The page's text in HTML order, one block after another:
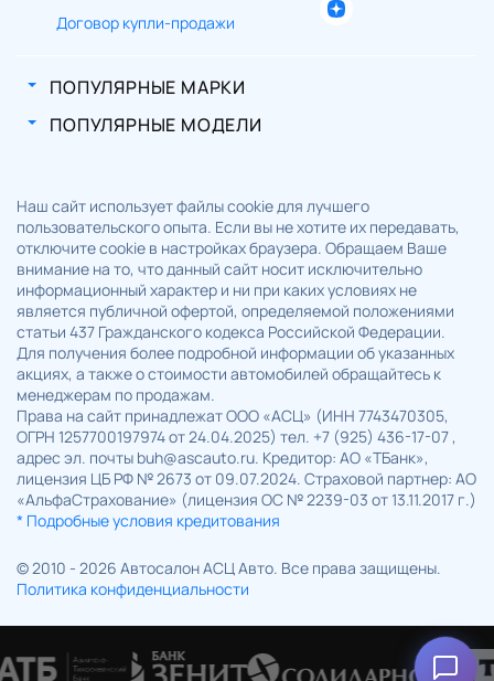
Договор купли-продажи
ПОПУЛЯРНЫЕ МАРКИ
ПОПУЛЯРНЫЕ МОДЕЛИ
Наш сайт использует файлы cookie для лучшего
пользовательского опыта. Если вы не хотите их передавать,
отключите cookie в настройках браузера. Обращаем Ваше
внимание на то, что данный сайт носит исключительно
информационный характер и ни при каких условиях не
является публичной офертой, определяемой положениями
статьи 437 Гражданского кодекса Российской Федерации.
Для получения более подробной информации об указанных
акциях, а также о стоимости автомобилей обращайтесь к
менеджерам по продажам.
Права на сайт принадлежат ООО «АСЦ» (ИНН 7743470305,
ОГРН 1257700197974 от 24.04.2025) тел. +7 (925) 436-17-07 ,
адрес эл. почты buh@ascauto.ru. Кредитор: АО «ТБанк»,
лицензия ЦБ РФ № 2673 от 09.07.2024. Страховой партнер: АО
«АльфаСтрахование» (лицензия ОС № 2239-03 от 13.11.2017 г.)
* Подробные условия кредитования
© 2010 - 2026 Автосалон АСЦ Авто. Все права защищены.
Политика конфиденциальности